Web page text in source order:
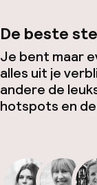
De beste
Je bent maar
alles uit je
andere de
hotspots en